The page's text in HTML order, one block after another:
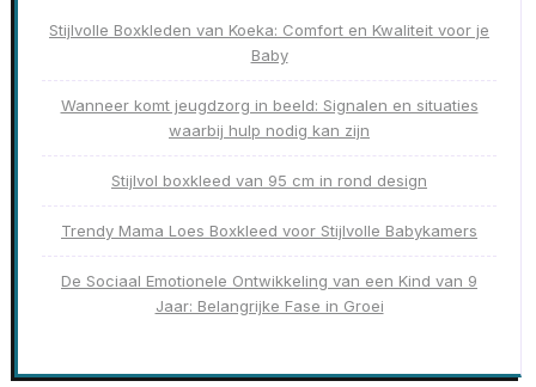
Stijlvolle Boxkleden van Koeka: Comfort en Kwaliteit voor je
Baby
Wanneer komt jeugdzorg in beeld: Signalen en situaties
waarbij hulp nodig kan zijn
Stijlvol boxkleed van 95 cm in rond design
Trendy Mama Loes Boxkleed voor Stijlvolle Babykamers
De Sociaal Emotionele Ontwikkeling van een Kind van 9
Jaar: Belangrijke Fase in Groei